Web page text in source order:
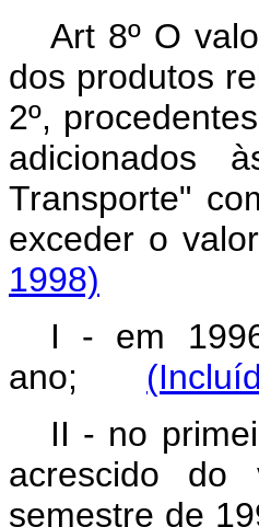
Art 8º O
dos produtos
2º,
adicionados
Transporte"
exceder o
1998)
I - em
ano;
II - no
acrescido do
semestre de